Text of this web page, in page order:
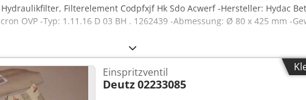
Hydraulikfilter, Filterelement Codpfxjf Hk Sdo Acwerf -Hersteller: Hydac
OVP -Typ: 1.11.16 D 03 BH . 1262439 -Abmessung: Ø 80 x 425 mm -
Einspritzventil
Deutz02233085